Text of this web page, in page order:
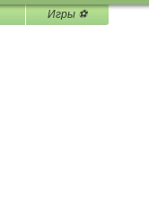
Игры ⚽